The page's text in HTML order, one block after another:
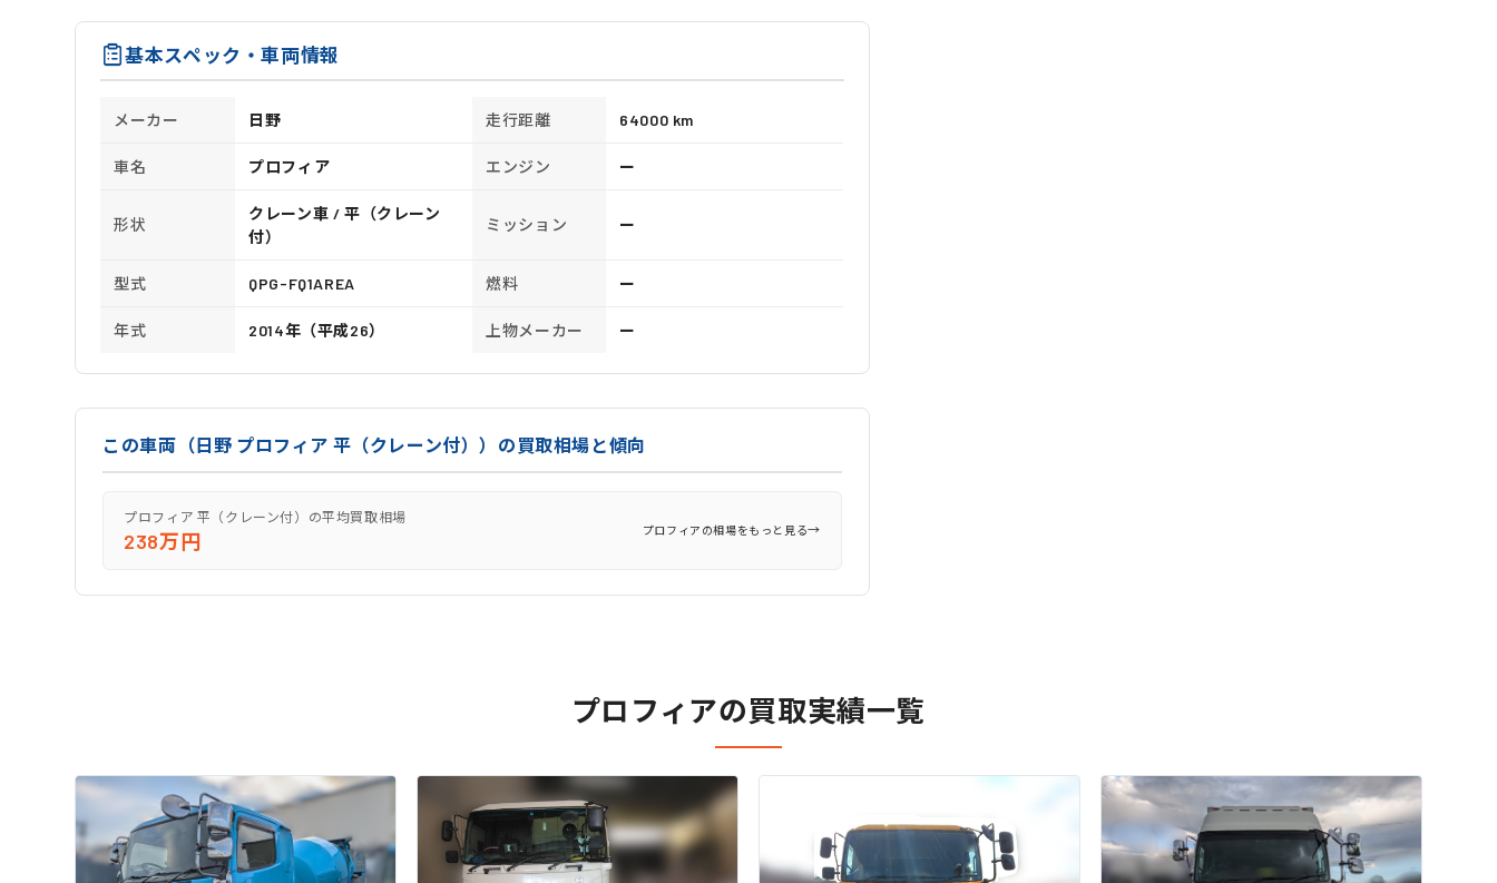
基本スペック・車両情報
メーカー 日野 走行距離 64000 km
車名 プロフィア エンジン ー
形状
クレーン車 / 平（クレーン
付）
ミッション ー
型式 QPG-FQ1AREA 燃料 ー
年式 2014年（平成26） 上物メーカー ー
この車両（日野 プロフィア 平（クレーン付））の買取相場と傾向
プロフィア 平（クレーン付）の平均買取相場
238万円 プロフィアの相場をもっと見る→
プロフィアの買取実績一覧